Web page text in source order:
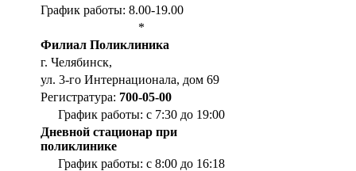
График работы: 8.00-19.00
*
Филиал Поликлиника
г. Челябинск,
ул. 3-го Интернационала, дом 69
Регистратура: 700-05-00
График работы: с 7:30 до 19:00
Дневной стационар при
поликлинике
График работы: с 8:00 до 16:18